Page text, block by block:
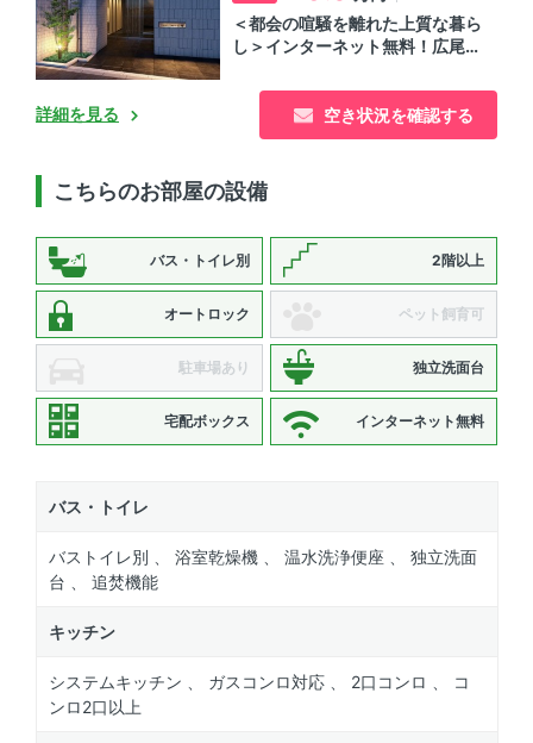
＜都会の喧騒を離れた上質な暮ら
し＞インターネット無料！広尾駅
空き状況を確認する
詳細を見る
こちらのお部屋の設備
バス・トイレ別 2階以上
オートロック ペット飼育可
駐車場あり 独立洗面台
宅配ボックス インターネット無料
バス・トイレ
バストイレ別 、 浴室乾燥機 、 温水洗浄便座 、 独立洗面
台 、 追焚機能
キッチン
システムキッチン 、 ガスコンロ対応 、 2口コンロ 、 コ
ンロ2口以上